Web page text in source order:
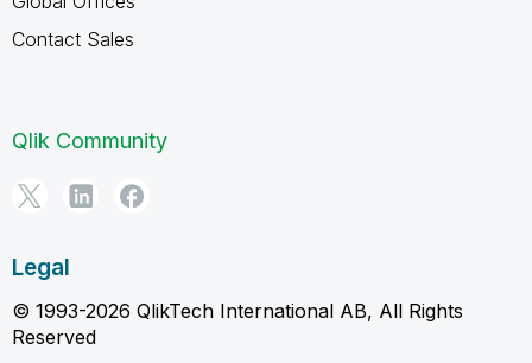
Contact Sales
Qlik Community
Legal
© 1993-2026 QlikTech International AB, All Rights
Reserved